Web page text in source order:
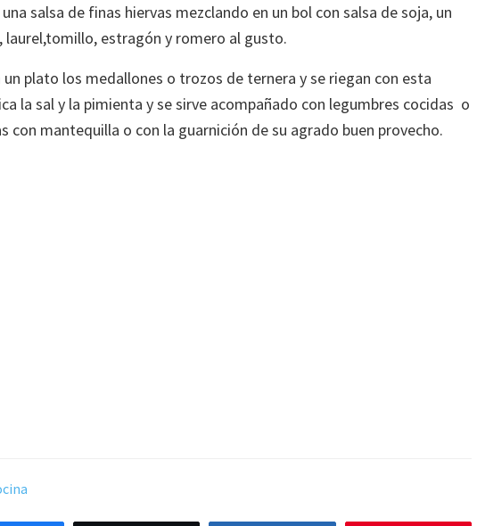
salsa de finas hiervas mezclando en un bol con salsa de soja, un
laurel,tomillo, estragón y romero al gusto.
un plato los medallones o trozos de ternera y se riegan con esta
la sal y la pimienta y se sirve acompañado con legumbres cocidas o
con mantequilla o con la guarnición de su agrado buen provecho.